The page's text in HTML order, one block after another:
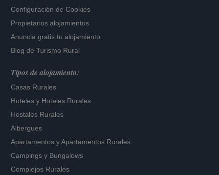
Configuración de Cookies
Propietarios alojamientos
Anuncia gratis tu alojamiento
Blog de Turismo Rural
Tipos de alojamiento:
Casas Rurales
Hoteles y Hoteles Rurales
Hostales Rurales
Albergues
Apartamentos yApartamentos Rurales
Campings y Bungalows
Complejos Rurales